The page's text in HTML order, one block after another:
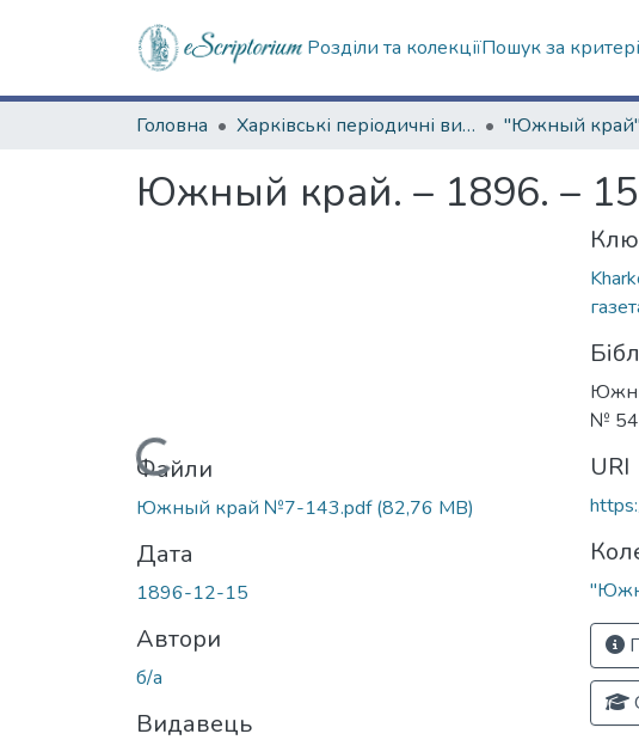
Розділи та колекціїПошук за
Головна Харківські періодичні видання
Южный край. – 1896. –
Вантажиться...
Файли
Южный край №7-143.pdf(82,76 MB)
Дата
1896-12-15
Автори
б/а
Видавець
№
URI